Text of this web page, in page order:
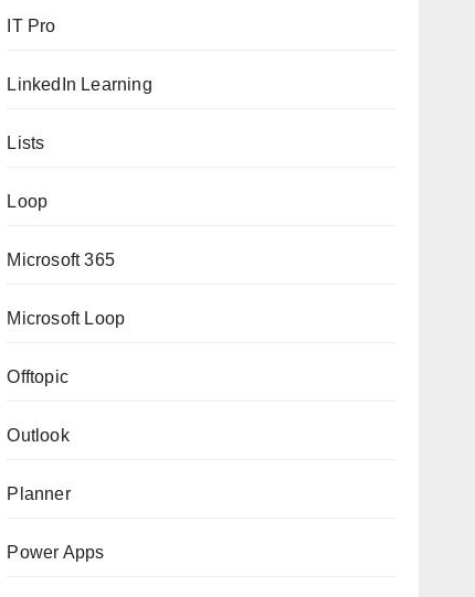
IT Pro
LinkedIn Learning
Lists
Loop
Microsoft 365
Microsoft Loop
Offtopic
Outlook
Planner
Power Apps